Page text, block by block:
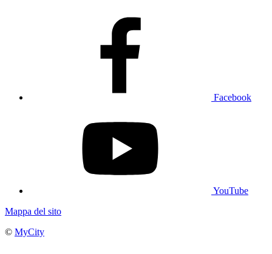
Facebook
YouTube
Mappa del sito
© MyCity